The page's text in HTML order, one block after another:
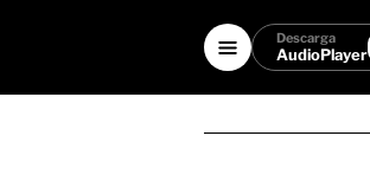
Descarga
AudioPlayer